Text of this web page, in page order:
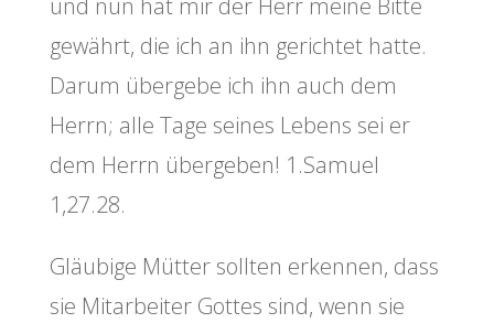
und nun hat mir der Herr meine Bitte
gewährt, die ich an ihn gerichtet hatte.
Darum übergebe ich ihn auch dem
Herrn; alle Tage seines Lebens sei er
dem Herrn übergeben! 1.Samuel
1,27.28.
Gläubige Mütter sollten erkennen, dass
sie Mitarbeiter Gottes sind, wenn sie